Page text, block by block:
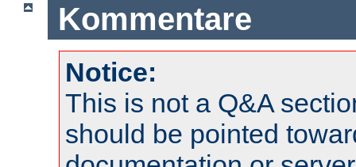
Kommentare
Notice:
This is not a Q&A
should be pointed